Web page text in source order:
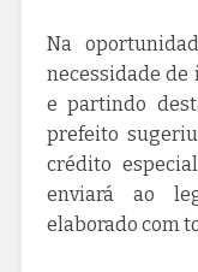
Na
necessidade
e partindo
prefeito
crédito
enviará ao
elaborado com